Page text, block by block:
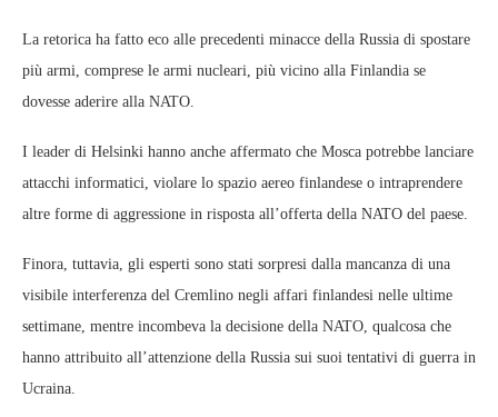
La retorica ha fatto eco alle precedenti minacce della Russia di spostare
più armi, comprese le armi nucleari, più vicino alla Finlandia se
dovesse aderire alla NATO.
I leader di Helsinki hanno anche affermato che Mosca potrebbe lanciare
attacchi informatici, violare lo spazio aereo finlandese o intraprendere
altre forme di aggressione in risposta all’offerta della NATO del paese.
Finora, tuttavia, gli esperti sono stati sorpresi dalla mancanza di una
visibile interferenza del Cremlino negli affari finlandesi nelle ultime
settimane, mentre incombeva la decisione della NATO, qualcosa che
hanno attribuito all’attenzione della Russia sui suoi tentativi di guerra in
Ucraina.